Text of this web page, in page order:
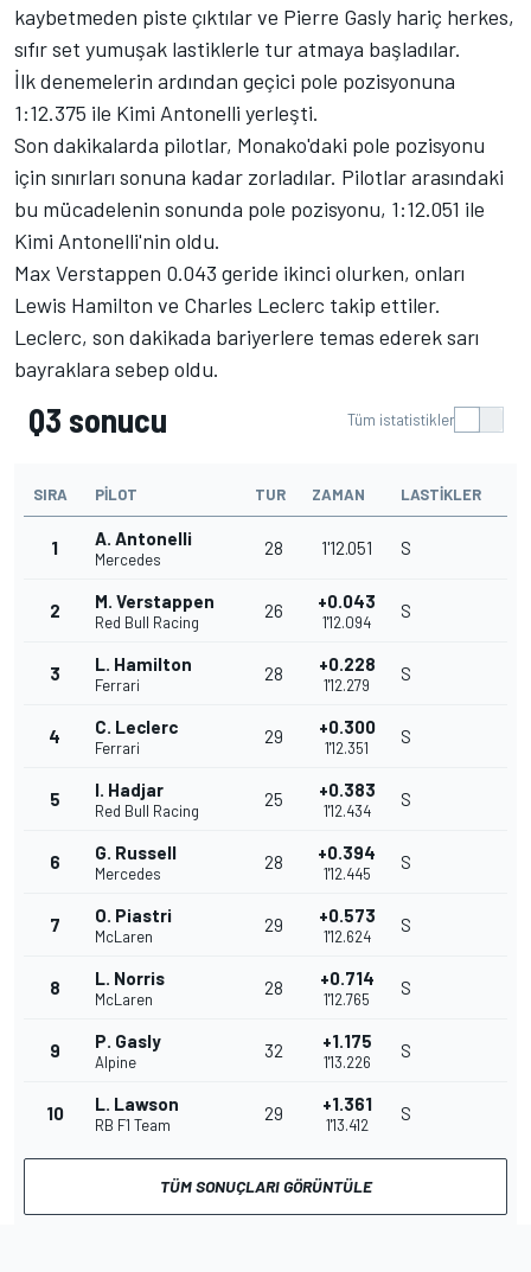
kaybetmeden piste çıktılar ve Pierre Gasly hariç herkes,
sıfır set yumuşak lastiklerle tur atmaya başladılar.
İlk denemelerin ardından geçici pole pozisyonuna
1:12.375 ile Kimi Antonelli yerleşti.
Son dakikalarda pilotlar, Monako'daki pole pozisyonu
için sınırları sonuna kadar zorladılar. Pilotlar arasındaki
bu mücadelenin sonunda pole pozisyonu, 1:12.051 ile
Kimi Antonelli'nin oldu.
Max Verstappen 0.043 geride ikinci olurken, onları
Lewis Hamilton ve Charles Leclerc takip ettiler.
Leclerc, son dakikada bariyerlere temas ederek sarı
bayraklara sebep oldu.
Q3 sonucu Tüm istatistikler
SIRA PILOT TUR ZAMAN LASTIKLER
1 A. Antonelli
Mercedes
28 1'12.051 S
2 M. Verstappen
Red Bull Racing
26 +0.043
1'12.094
S
3 L. Hamilton
Ferrari
28 +0.228
1'12.279
S
4 C. Leclerc
Ferrari
29 +0.300
1'12.351
S
5 I. Hadjar
Red Bull Racing
25 +0.383
1'12.434
S
6 G. Russell
Mercedes
28 +0.394
1'12.445
S
7 O. Piastri
McLaren
29 +0.573
1'12.624
S
8 L. Norris
McLaren
28 +0.714
1'12.765
S
9 P. Gasly
Alpine
32 +1.175
1'13.226
S
10 L. Lawson
RB F1 Team
29 +1.361
1'13.412
S
TÜM SONUÇLARI GÖRÜNTÜLE